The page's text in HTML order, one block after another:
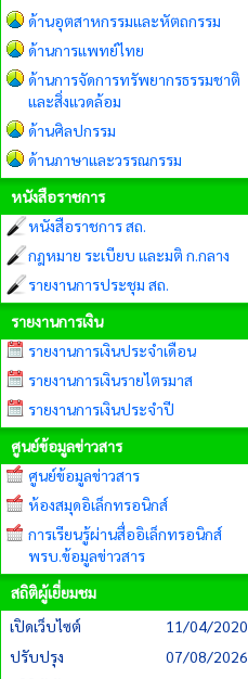
ด้านอุตสาหกรรมและหัตถกรรม
ด้านการแพทย์ไทย
ด้านการจัดการทรัพยากรธรรมชาติ
และสิ่งแวดล้อม
ด้านศิลปกรรม
ด้านภาษาและวรรณกรรม
หนังสือราชการ
หนังสือราชการ สถ.
กฎหมาย ระเบียบ และมติ ก.กลาง
รายงานการประชุม สถ.
รายงานการเงิน
รายงานการเงินประจำเดือน
รายงานการเงินรายไตรมาส
รายงานการเงินประจำปี
ศูนย์ข้อมูลข่าวสาร
ศูนย์ข้อมูลข่าวสาร
ห้องสมุดอิเล็กทรอนิกส์
การเรียนรู้ผ่านสื่ออิเล็กทรอนิกส์
พรบ.ข้อมูลข่าวสาร
สถิติผู้เยี่ยมชม
เปิดเว็บไซต์
11/04/2020
ปรับปรุง
07/08/2026